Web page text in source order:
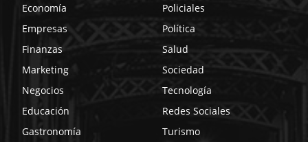
Economía
Empresas
Finanzas
Marketing
Negocios
Educación
Gastronomía
Policiales
Política
Salud
Sociedad
Tecnología
Redes Sociales
Turismo